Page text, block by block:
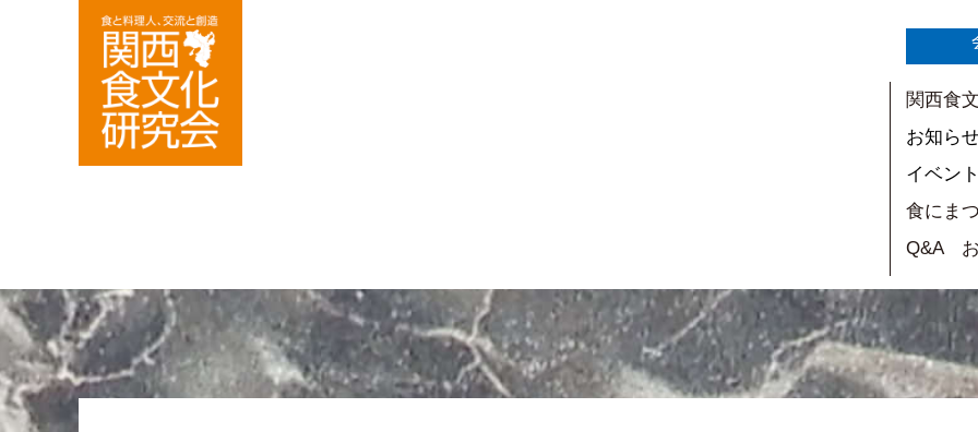
関西食
お知ら
イベン
食にま
Q&A